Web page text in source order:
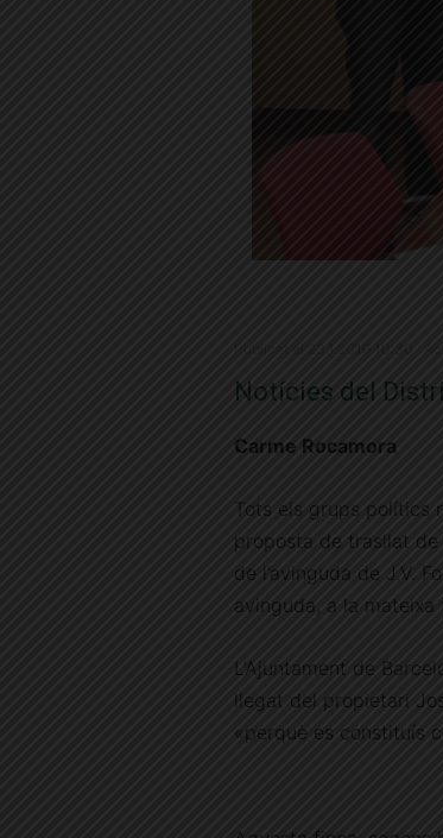
Notícies del
Carme Rocamora
Tots els grups polítics
proposta de trasllat de
de l’avinguda de J.V.
avinguda, a la mateixa
L’Ajuntament de
llegat del propietari
«perquè es constituís